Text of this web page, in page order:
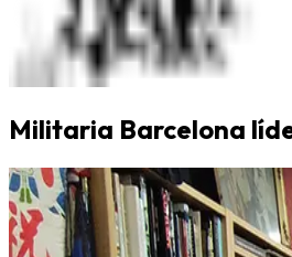
Militaria Barcelona